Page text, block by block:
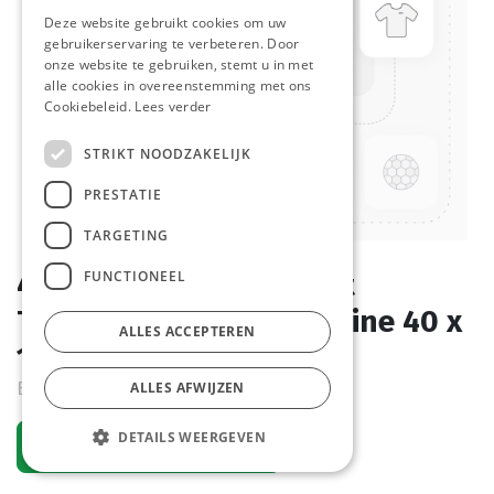
4397 Boule Naturel (Wit
Tarwebroodje) La Lorraine 40 x
120 gr
Bestelartikel
Vraag een account aan
Deze website gebruikt cookies om uw
gebruikerservaring te verbeteren. Door
onze website te gebruiken, stemt u in met
alle cookies in overeenstemming met ons
Cookiebeleid. Lees verder
STRIKT NOODZAKELIJK
PRESTATIE
TARGETING
FUNCTIONEEL
ALLES ACCEPTEREN
ALLES AFWIJZEN
DETAILS WEERGEVEN